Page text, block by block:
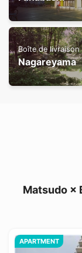
Boîte de livraison
Nagareyama
Matsudo ×
APARTMENT